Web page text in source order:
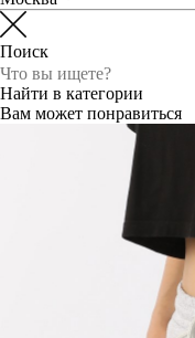
Поиск
Найти в категории
Вам может понравиться